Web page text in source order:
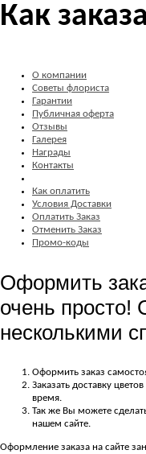
Как
О компании
Советы флориста
Гарантии
Публичная оферта
Отзывы
Галерея
Награды
Контакты
Как оплатить
Условия Доставки
Оплатить Заказ
Отменить Заказ
Промо-коды
Оформить
очень просто!
несколькими
Оформить заказ
Заказать доставку
время.
Так же Вы можете
нашем сайте.
Оформление заказа на сайте